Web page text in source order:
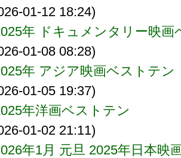
01-12 18:24)
年 ドキュメンタリー映画
01-08 08:28)
年 アジア映画ベストテン
01-05 19:37)
年洋画ベストテン
01-02 21:11)
年1月 元旦 2025年日本映